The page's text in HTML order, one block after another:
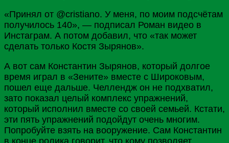
«Принял от @cristiano. У меня, по моим подсчётам
получилось 140», — подписал Роман видео в
Инстаграм. А потом добавил, что «так может
сделать только Костя Зырянов».
А вот сам Константин Зырянов, который долгое
время играл в «Зените» вместе с Широковым,
пошел еще дальше. Челлендж он не подхватил,
зато показал целый комплекс упражнений,
который исполнил вместе со своей семьей. Кстати,
эти пять упражнений подойдут очень многим.
Попробуйте взять на вооружение. Сам Константин
в конце ролика говорит, что кому позволяет